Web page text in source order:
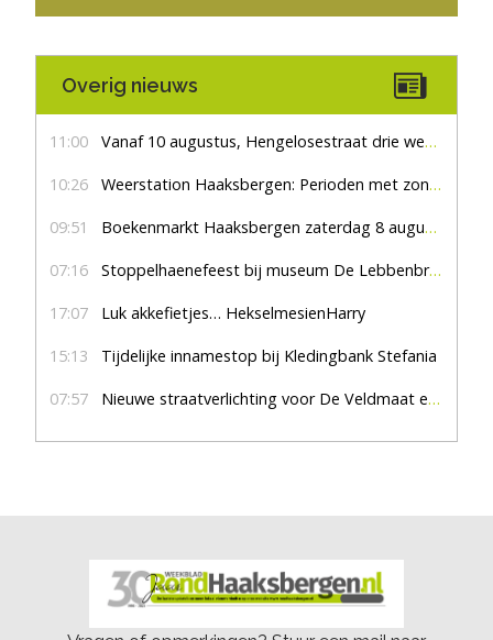
Overig nieuws
11:00 Vanaf 10 augustus, Hengelosestraat drie weken dicht voor doorgaand verkeer
10:26 Weerstation Haaksbergen: Perioden met zon en droog
09:51 Boekenmarkt Haaksbergen zaterdag 8 augustus, marktplein Haaksbergen
07:16 Stoppelhaenefeest bij museum De Lebbenbrugge
17:07 Luk akkefietjes… HekselmesienHarry
15:13 Tijdelijke innamestop bij Kledingbank Stefania
07:57 Nieuwe straatverlichting voor De Veldmaat en De Pas